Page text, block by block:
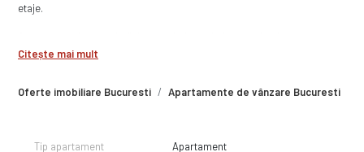
Oferte imobiliare Bucuresti Apartamente de vânzare Bucuresti
etaje.
obiecte sanitare montate si bransat la toate utilitatile. Finisajele sunt
Citește mai mult
Tip apartament Apartament